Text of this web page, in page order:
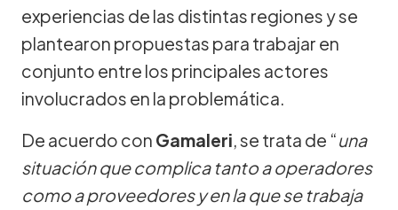
experiencias de las distintas regiones y se
plantearon propuestas para trabajar en
conjunto entre los principales actores
involucrados en la problemática.
De acuerdo con Gamaleri, se trata de “una
situación que complica tanto a operadores
como a proveedores y en la que se trabaja